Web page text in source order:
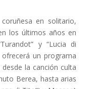
en solitario,
los últimos años en
y “Lucia di
un programa
la canción culta
Berea, hasta arias